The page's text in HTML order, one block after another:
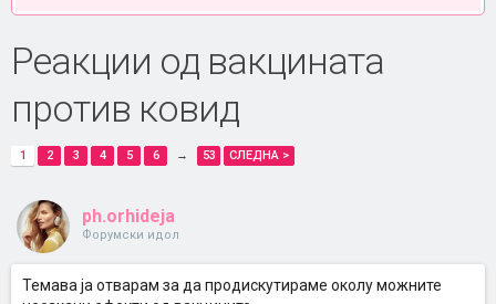
Реакции од вакцината
против ковид
1 2 3 4 5 6 → 53 СЛЕДНА >
ph.orhideja
Форумски идол
Темава ја отварам за да продискутираме околу можните